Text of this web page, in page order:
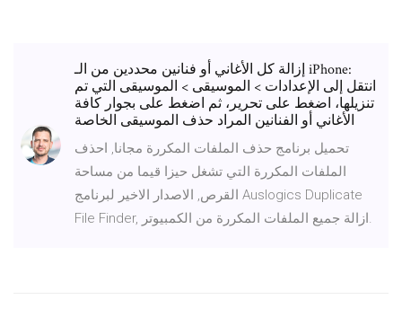
إزالة كل الأغاني أو فنانين محددين من الـ iPhone:
انتقل إلى الإعدادات > الموسيقى > الموسيقى التي تم
تنزيلها، اضغط على تحرير، ثم اضغط على بجوار كافة
الأغاني أو الفنانين المراد حذف الموسيقى الخاصة
تحميل برنامج حذف الملفات المكررة مجانا, احذف
الملفات المكررة التي تشغل حيزا قيما من مساحة
القرص, الاصدار الاخير لبرنامج Auslogics Duplicate
File Finder, ازالة جميع الملفات المكررة من الكمبيوتر.